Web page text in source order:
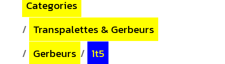
Categories
/ Transpalettes & Gerbeurs
/ Gerbeurs / 1t5